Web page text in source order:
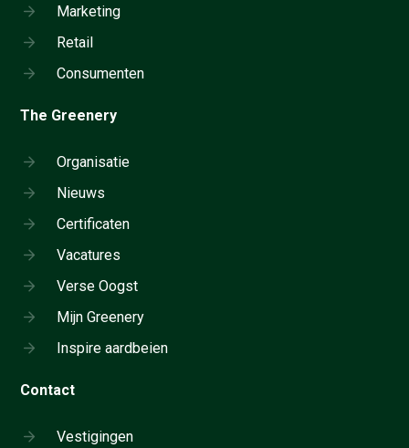
Marketing
Retail
Consumenten
The Greenery
Organisatie
Nieuws
Certificaten
Vacatures
Verse Oogst
Mijn Greenery
Inspire aardbeien
Contact
Vestigingen